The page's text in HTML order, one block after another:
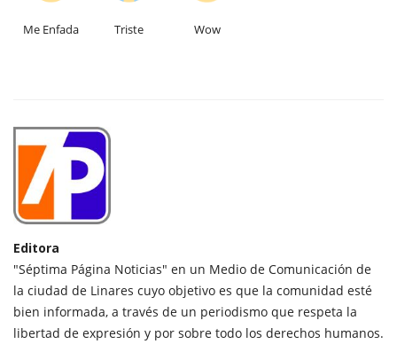
Me Enfada Triste Wow
Editora
"Séptima Página Noticias" en un Medio de Comunicación de
la ciudad de Linares cuyo objetivo es que la comunidad esté
bien informada, a través de un periodismo que respeta la
libertad de expresión y por sobre todo los derechos humanos.